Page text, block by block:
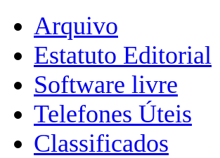
Arquivo
Estatuto Editorial
Software livre
Telefones Úteis
Classificados